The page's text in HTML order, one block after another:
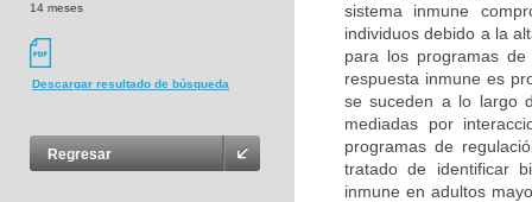
14 meses
Descargar resultado de búsqueda
Regresar
sistema inmune
individuos debido a la
para los programas
respuesta inmune es
se suceden a lo largo
mediadas por
programas de
tratado de identificar
inmune en adultos